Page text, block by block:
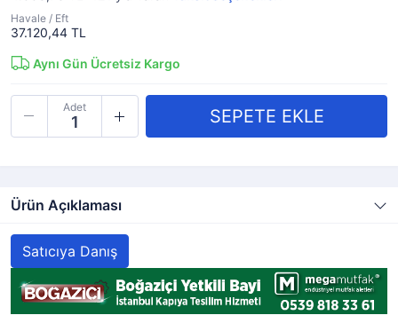
Havale / Eft
37.120,44 TL
Aynı Gün Ücretsiz Kargo
Adet
Ürün Açıklaması
Satıcıya Danış